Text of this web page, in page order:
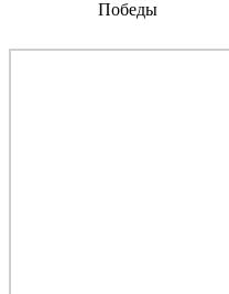
Победы